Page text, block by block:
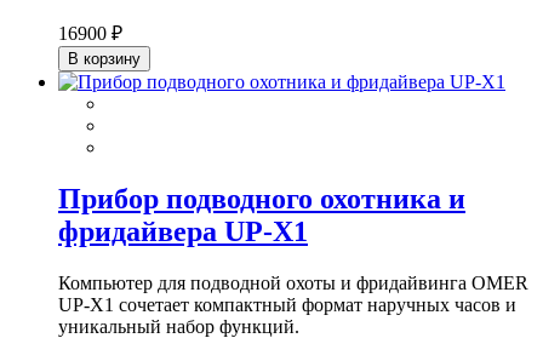
16900 ₽
В корзину
Прибор подводного охотника и
фридайвера UP-X1
Компьютер для подводной охоты и фридайвинга OMER
UP-X1 сочетает компактный формат наручных часов и
уникальный набор функций.